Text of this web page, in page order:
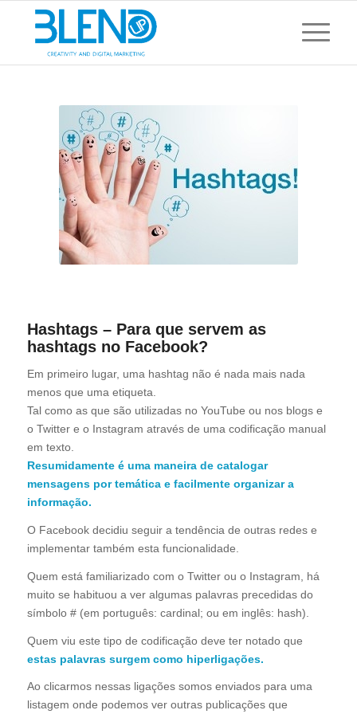
Hashtags – Para que servem as
hashtags no Facebook?
Em primeiro lugar, uma hashtag não é nada mais nada
menos que uma etiqueta.
Tal como as que são utilizadas no YouTube ou nos blogs e
o Twitter e o Instagram através de uma codificação manual
em texto.
Resumidamente é uma maneira de catalogar
mensagens por temática e facilmente organizar a
informação.
O Facebook decidiu seguir a tendência de outras redes e
implementar também esta funcionalidade.
Quem está familiarizado com o Twitter ou o Instagram, há
muito se habituou a ver algumas palavras precedidas do
símbolo # (em português: cardinal; ou em inglês: hash).
Quem viu este tipo de codificação deve ter notado que
estas palavras surgem como hiperligações.
Ao clicarmos nessas ligações somos enviados para uma
listagem onde podemos ver outras publicações que